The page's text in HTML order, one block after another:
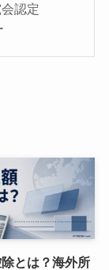
認定
とは？海外所